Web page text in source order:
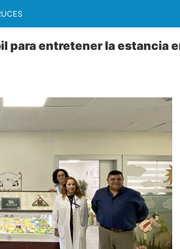
para entretener la estancia